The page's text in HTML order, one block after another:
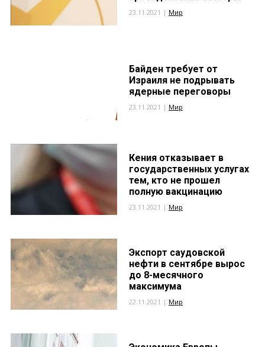
23.11.2021 | Мир
Байден требует от
Израиля не подрывать
ядерные переговоры
23.11.2021 | Мир
Кения отказывает в
государственных услугах
тем, кто не прошел
полную вакцинацию
23.11.2021 | Мир
Экспорт саудовской
нефти в сентябре вырос
до 8-месячного
максимума
22.11.2021 | Мир